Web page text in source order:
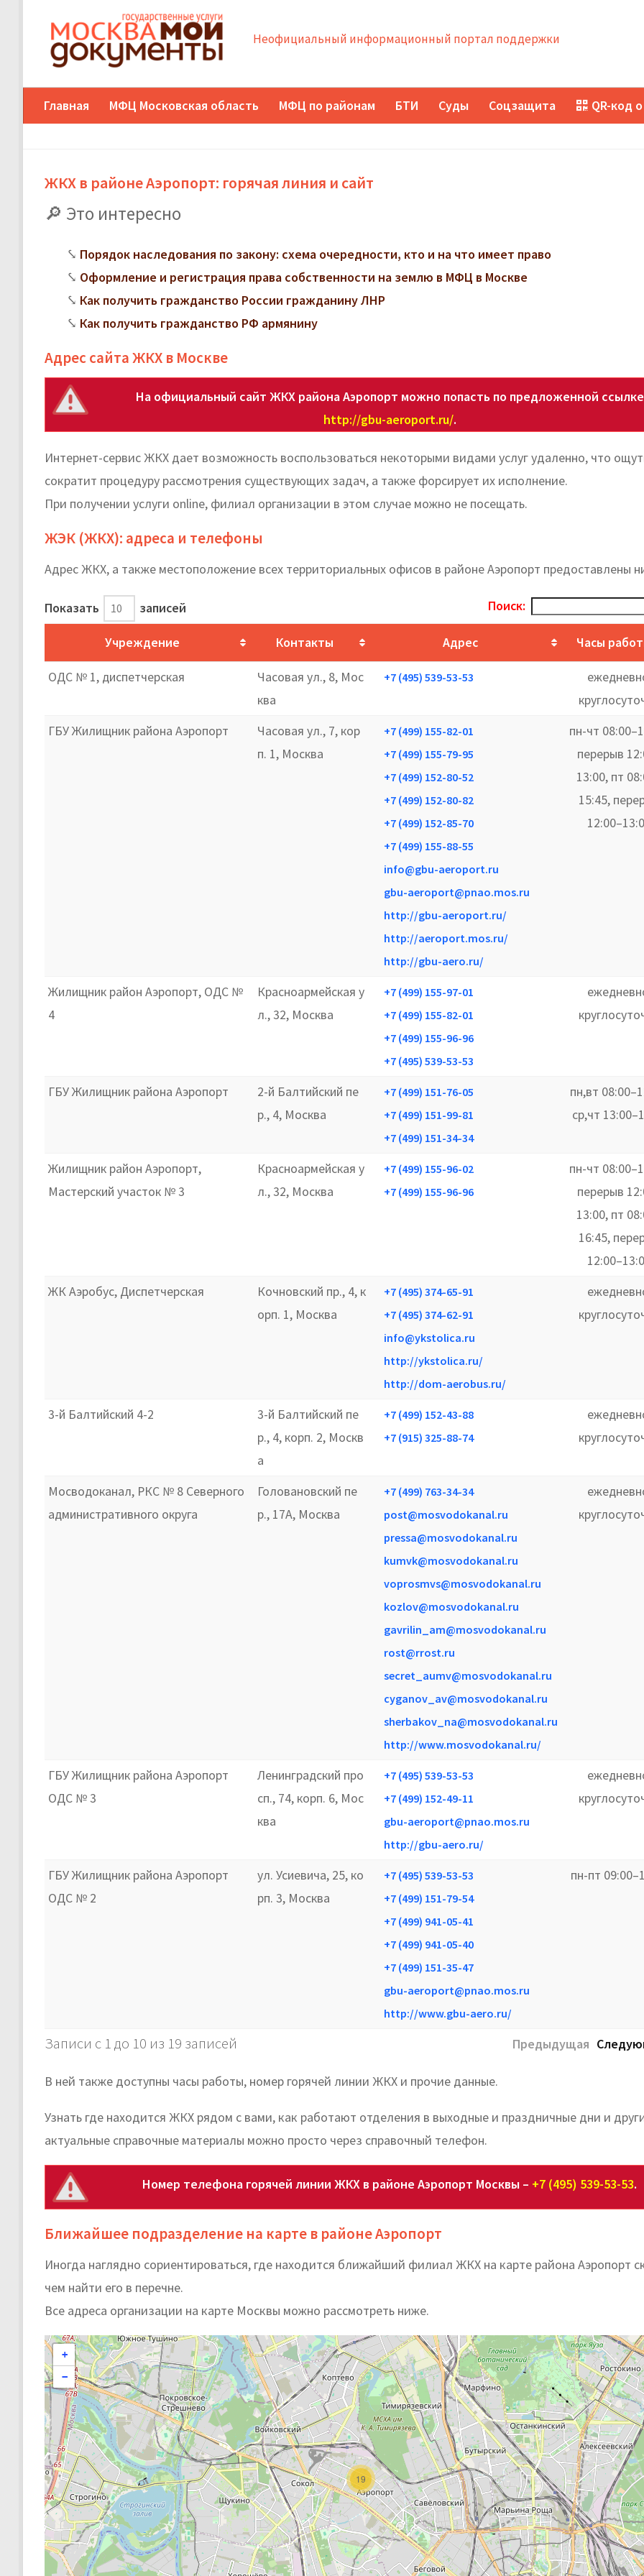
Неофициальный информационный портал поддержки
Главная МФЦ Московская область МФЦ по районам БТИ Суды Соцзащита QR-код
ЖКХ в районе Аэропорт: горячая линия и сайт
Это интересно
Порядок наследования по закону: схема очередности, кто и на что имеет право
Оформление и регистрация права собственности на землю в МФЦ в Москве
Как получить гражданство России гражданину ЛНР
Как получить гражданство РФ армянину
Адрес сайта ЖКХ в Москве
На официальный сайт ЖКХ района Аэропорт можно попасть по предложенной ссылке
http://gbu-aeroport.ru/.
Интернет-сервис ЖКХ дает возможность воспользоваться некоторыми видами услуг удаленно, что
сократит процедуру рассмотрения существующих задач, а также форсирует их исполнение.
При получении услуги online, филиал организации в этом случае можно не посещать.
ЖЭК (ЖКХ): адреса и телефоны
Адрес ЖКХ, а также местоположение всех территориальных офисов в районе Аэропорт предоставлены
Показать записей Поиск:
Учреждение Контакты Адрес Часы
ОДС № 1, диспетчерская
Часовая ул., 8, Мос
ква
+7 (495) 539-53-53
ГБУ Жилищник района Аэропорт
Часовая ул., 7, кор
п. 1, Москва
+7 (499) 155-82-01
+7 (499) 155-79-95
+7 (499) 152-80-52
+7 (499) 152-80-82
+7 (499) 152-85-70
+7 (499) 155-88-55
info@gbu-aeroport.ru
gbu-aeroport@pnao.mos.ru
http://gbu-aeroport.ru/
http://aeroport.mos.ru/
http://gbu-aero.ru/
пн-чт
перерыв
13:00, пт
15:45,
Жилищник район Аэропорт, ОДС №
4
Красноармейская у
л., 32, Москва
+7 (499) 155-97-01
+7 (499) 155-82-01
+7 (499) 155-96-96
+7 (495) 539-53-53
ГБУ Жилищник района Аэропорт
2-й Балтийский пе
р., 4, Москва
+7 (499) 151-76-05
+7 (499) 151-99-81
+7 (499) 151-34-34
пн,вт
ср,чт
Жилищник район Аэропорт,
Мастерский участок № 3
Красноармейская у
л., 32, Москва
+7 (499) 155-96-02
+7 (499) 155-96-96
пн-чт
перерыв
13:00, пт
16:45,
ЖК Аэробус, Диспетчерская
Кочновский пр., 4, к
орп. 1, Москва
+7 (495) 374-65-91
+7 (495) 374-62-91
info@ykstolica.ru
http://ykstolica.ru/
http://dom-aerobus.ru/
3-й Балтийский 4-2
3-й Балтийский пе
р., 4, корп. 2, Москв
а
+7 (499) 152-43-88
+7 (915) 325-88-74
Мосводоканал, РКС № 8 Северного
административного округа
Головановский пе
р., 17А, Москва
+7 (499) 763-34-34
post@mosvodokanal.ru
pressa@mosvodokanal.ru
kumvk@mosvodokanal.ru
voprosmvs@mosvodokanal.ru
kozlov@mosvodokanal.ru
gavrilin_am@mosvodokanal.ru
rost@rrost.ru
secret_aumv@mosvodokanal.ru
cyganov_av@mosvodokanal.ru
sherbakov_na@mosvodokanal.ru
http://www.mosvodokanal.ru/
ГБУ Жилищник района Аэропорт
ОДС № 3
Ленинградский про
сп., 74, корп. 6, Мос
ква
+7 (495) 539-53-53
+7 (499) 152-49-11
gbu-aeroport@pnao.mos.ru
http://gbu-aero.ru/
ГБУ Жилищник района Аэропорт
ОДС № 2
ул. Усиевича, 25, ко
рп. 3, Москва
+7 (495) 539-53-53
+7 (499) 151-79-54
+7 (499) 941-05-41
+7 (499) 941-05-40
+7 (499) 151-35-47
gbu-aeroport@pnao.mos.ru
http://www.gbu-aero.ru/
пн-пт
Записи с 1 до 10 из 19 записей Предыдущая
В ней также доступны часы работы, номер горячей линии ЖКХ и прочие данные.
Узнать где находится ЖКХ рядом с вами, как работают отделения в выходные и праздничные дни и
актуальные справочные материалы можно просто через справочный телефон.
Номер телефона горячей линии ЖКХ в районе Аэропорт Москвы – +7 (495) 539-53-53.
Ближайшее подразделение на карте в районе Аэропорт
Иногда наглядно сориентироваться, где находится ближайший филиал ЖКХ на карте района Аэропорт
чем найти его в перечне.
Все адреса организации на карте Москвы можно рассмотреть ниже.
19
+
−